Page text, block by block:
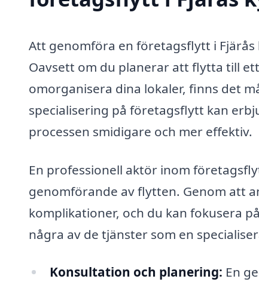
Att genomföra en företagsflytt i
Oavsett om du planerar att flytta till
omorganisera dina lokaler, finns det
specialisering på företagsflytt kan
processen smidigare och mer effektiv.
En professionell aktör inom
genomförande av flytten. Genom att
komplikationer, och du kan fokusera
några av de tjänster som en
Konsultation och planering: En